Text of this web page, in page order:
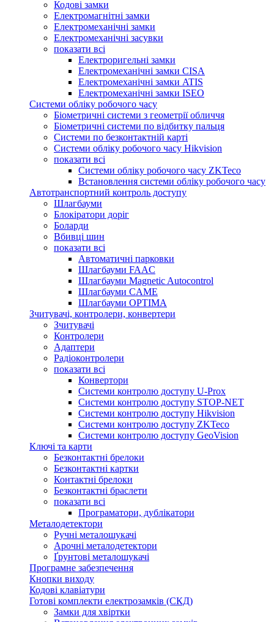
Кодові замки
Електромагнітні замки
Електромеханічні замки
Електромеханічні засувки
показати всі
Електроригельні замки
Електромеханічні замки CISA
Електромеханічні замки ATIS
Електромеханічні замки ISEO
Системи обліку робочого часу
Біометричні системи з геометрії обличчя
Біометричні системи по відбитку пальця
Системи по безконтактній карті
Системи обліку робочого часу Hikvision
показати всі
Системи обліку робочого часу ZKTeco
Встановлення системи обліку робочого часу
Автотранспортний контроль доступу
Шлагбауми
Блокіратори доріг
Боларди
Вбивці шин
показати всі
Автоматичні парковки
Шлагбауми FAAC
Шлагбауми Magnetic Autocontrol
Шлагбауми CAME
Шлагбауми OPTIMA
Зчитувачі, контролери, конвертери
Зчитувачі
Контролери
Адаптери
Радіоконтролери
показати всі
Конвертори
Системи контролю доступу U-Prox
Системи контролю доступу STOP-NET
Системи контролю доступу Hikvision
Системи контролю доступу ZKTeco
Системи контролю доступу GeoVision
Ключі та карти
Безконтактні брелоки
Безконтактні картки
Контактні брелоки
Безконтактні браслети
показати всі
Програматори, дублікатори
Металодетектори
Ручні металошукачі
Арочні металодетектори
Ґрунтові металошукачі
Програмне забезпечення
Кнопки виходу
Кодові клавіатури
Готові комплекти електрозамків (СКД)
Замки для хвіртки